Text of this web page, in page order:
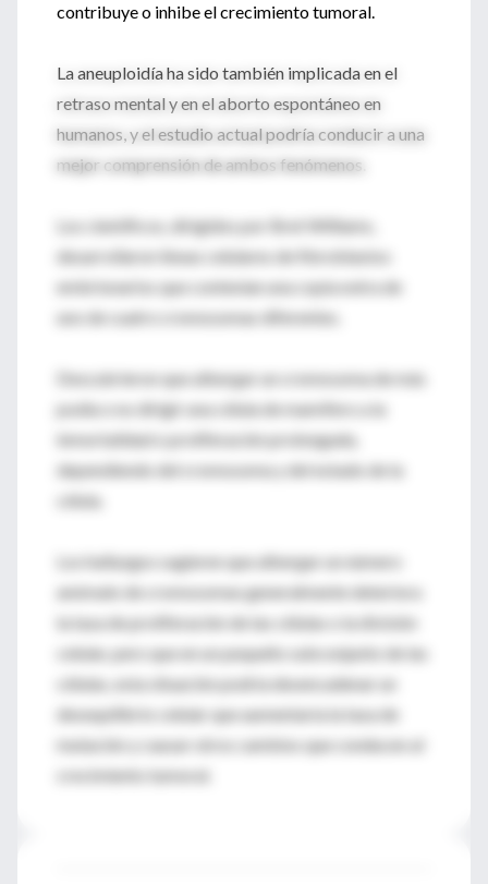
contribuye o inhibe el crecimiento tumoral.
La aneuploidía ha sido también implicada en el
retraso mental y en el aborto espontáneo en
humanos, y el estudio actual podría conducir a una
mejor comprensión de ambos fenómenos.
Los científicos, dirigidos por Bret Williams,
desarrollaron líneas celulares de fibroblastos
embrionarios que contenían una copia extra de
uno de cuatro cromosomas diferentes.
Descubrieron que albergar un cromosoma de más
podía o no dirigir una célula de mamífero a la
inmortalidad o proliferación prolongada,
dependiendo del cromosoma y del estado de la
célula.
Los hallazgos sugieren que albergar un número
anómalo de cromosomas generalmente deteriora
la tasa de proliferación de las células o la división
celular, pero que en un pequeño subconjunto de las
células, esta situación podría desencadenar un
desequilibrio celular que aumentaría la tasa de
mutación y causar otros cambios que conducen al
crecimiento tumoral.